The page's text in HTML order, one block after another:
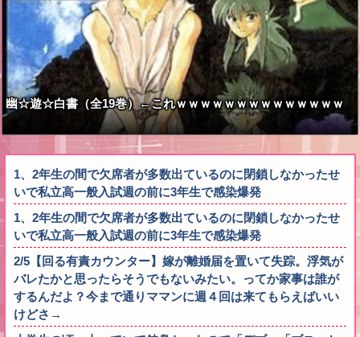
幽☆遊☆白書（全19巻）←これｗｗｗｗｗｗｗｗｗｗｗｗｗｗ
1、2年生の間で欠席者が多数出ているのに閉鎖しなかったせ
いで私立高一般入試週の前に3年生で感染爆発
1、2年生の間で欠席者が多数出ているのに閉鎖しなかったせ
いで私立高一般入試週の前に3年生で感染爆発
2/5【回る有責カウンター】嫁が離婚届を置いて失踪。浮気が
バレたかと思ったらそうでもないみたい。ってか家事は誰が
するんだよ？今まで通りママンに週４回は来てもらえばいい
けどさ→